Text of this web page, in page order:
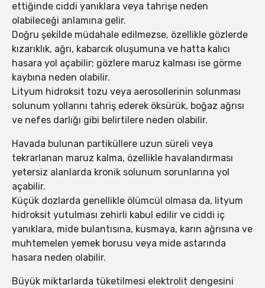
ettiğinde ciddi yanıklara veya tahrişe neden
olabileceği anlamına gelir.
Doğru şekilde müdahale edilmezse, özellikle gözlerde
kızarıklık, ağrı, kabarcık oluşumuna ve hatta kalıcı
hasara yol açabilir; gözlere maruz kalması ise görme
kaybına neden olabilir.
Lityum hidroksit tozu veya aerosollerinin solunması
solunum yollarını tahriş ederek öksürük, boğaz ağrısı
ve nefes darlığı gibi belirtilere neden olabilir.
Havada bulunan partiküllere uzun süreli veya
tekrarlanan maruz kalma, özellikle havalandırması
yetersiz alanlarda kronik solunum sorunlarına yol
açabilir.
Küçük dozlarda genellikle ölümcül olmasa da, lityum
hidroksit yutulması zehirli kabul edilir ve ciddi iç
yanıklara, mide bulantısına, kusmaya, karın ağrısına ve
muhtemelen yemek borusu veya mide astarında
hasara neden olabilir.
Büyük miktarlarda tüketilmesi elektrolit dengesini